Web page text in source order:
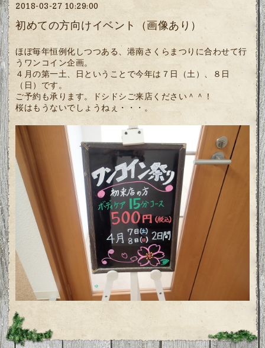
2018-03-27 10:29:00
初めての方向けイベント（画像あり）
ほぼ毎年恒例化しつつある、港南さくらまつりに合わせて行
うワンコイン企画。
４月の第一土、日ということで今年は７日（土）、８日
（日）です。
ご予約も承ります。ドシドシご来店ください＾＾！
桜はもうないでしょうねぇ・・・。